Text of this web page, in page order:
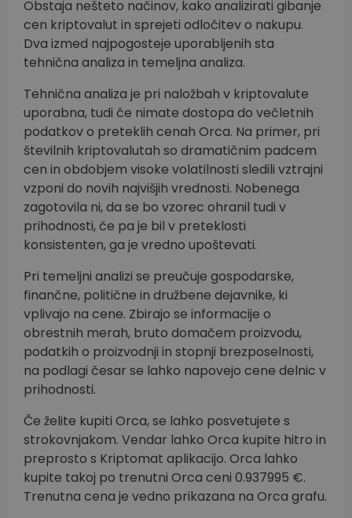
Obstaja nešteto načinov, kako analizirati gibanje
cen kriptovalut in sprejeti odločitev o nakupu.
Dva izmed najpogosteje uporabljenih sta
tehnična analiza in temeljna analiza.
Tehnična analiza je pri naložbah v kriptovalute
uporabna, tudi če nimate dostopa do večletnih
podatkov o preteklih cenah Orca. Na primer, pri
številnih kriptovalutah so dramatičnim padcem
cen in obdobjem visoke volatilnosti sledili vztrajni
vzponi do novih najvišjih vrednosti. Nobenega
zagotovila ni, da se bo vzorec ohranil tudi v
prihodnosti, če pa je bil v preteklosti
konsistenten, ga je vredno upoštevati.
Pri temeljni analizi se preučuje gospodarske,
finančne, politične in družbene dejavnike, ki
vplivajo na cene. Zbirajo se informacije o
obrestnih merah, bruto domačem proizvodu,
podatkih o proizvodnji in stopnji brezposelnosti,
na podlagi česar se lahko napovejo cene delnic v
prihodnosti.
Če želite kupiti Orca, se lahko posvetujete s
strokovnjakom. Vendar lahko Orca kupite hitro in
preprosto s Kriptomat aplikacijo. Orca lahko
kupite takoj po trenutni Orca ceni 0.937995 €.
Trenutna cena je vedno prikazana na Orca grafu.